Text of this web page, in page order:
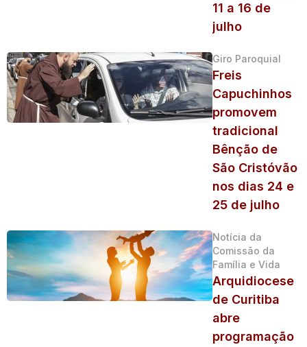
11 a 16 de
julho
Giro Paroquial
Freis
Capuchinhos
promovem
tradicional
Bênção de
São Cristóvão
nos dias 24 e
25 de julho
Notícia da
Comissão da
Família e Vida
Arquidiocese
de Curitiba
abre
programação